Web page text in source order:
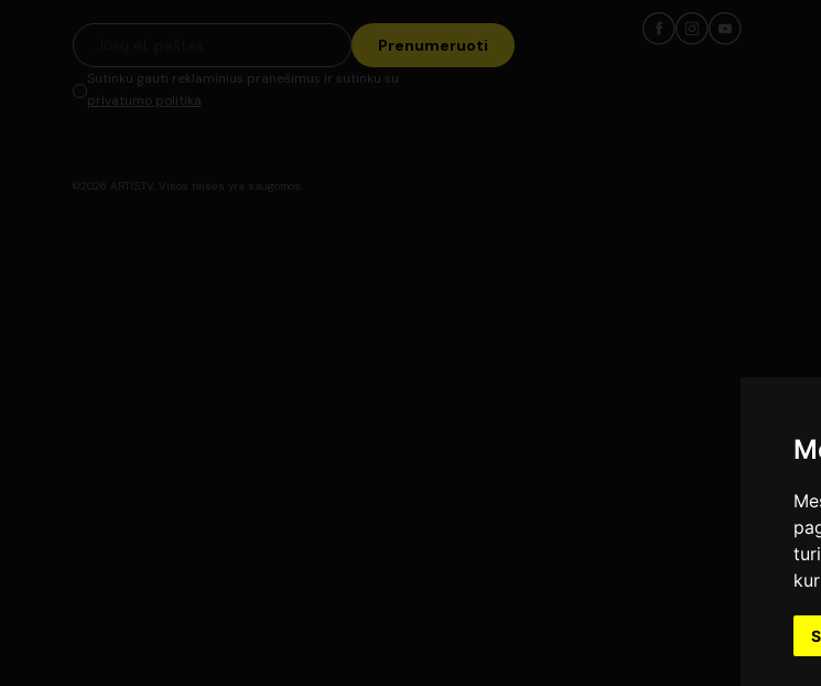
Prenumeruoti
Sutinku gauti reklaminius pranešimus ir sutinku su
privatumo politika
©2026 ARTIS.TV. Visos teisės yra saugomos.